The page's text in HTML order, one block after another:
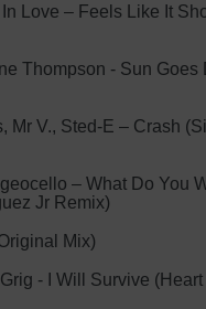
Love – Feels Like It
Thompson - Sun Goes
Mr V., Sted-E – Crash
– What Do You
Jr Remix)
Mix)
- I Will Survive